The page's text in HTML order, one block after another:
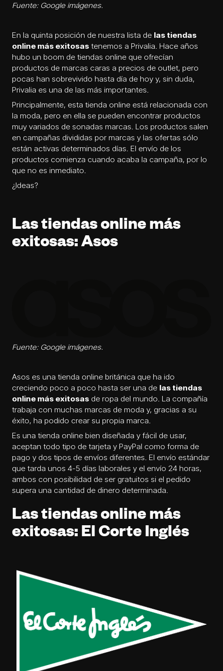
Fuente: Google imágenes.
En la quinta posición de nuestra lista de las tiendas
online más exitosas tenemos a Privalia. Hace años
hubo un boom de tiendas online que ofrecían
productos de marcas caras a precios de outlet, pero
pocas han sobrevivido hasta día de hoy y, sin duda,
Privalia es una de las más importantes.
Principalmente, esta tienda online está relacionada con
la moda, pero en ella se pueden encontrar productos
muy variados de sonadas marcas. Los productos salen
en campañas divididas por marcas y las ofertas sólo
están activas determinados días. El envío de los
productos comienza cuando acaba la campaña, por lo
que no es inmediato.
¿Ideas?
Las tiendas online más
exitosas: Asos
Fuente: Google imágenes.
Asos es una tienda online británica que ha ido
creciendo poco a poco hasta ser una de las tiendas
online más exitosas de ropa del mundo. La compañía
trabaja con muchas marcas de moda y, gracias a su
éxito, ha podido crear su propia marca.
Es una tienda online bien diseñada y fácil de usar,
aceptan todo tipo de tarjeta y PayPal como forma de
pago y dos tipos de envíos diferentes. El envío estándar
que tarda unos 4-5 días laborales y el envío 24 horas,
ambos con posibilidad de ser gratuitos si el pedido
supera una cantidad de dinero determinada.
Las tiendas online más
exitosas: El Corte Inglés